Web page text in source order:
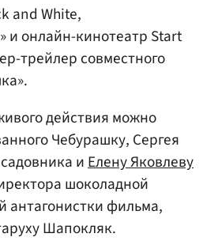
and White,
и онлайн-кинотеатр Start
трейлер совместного
действия можно
Чебурашку, Сергея
иЕлену Яковлеву
шоколадной
антагонистки фильма,
Шапокляк.